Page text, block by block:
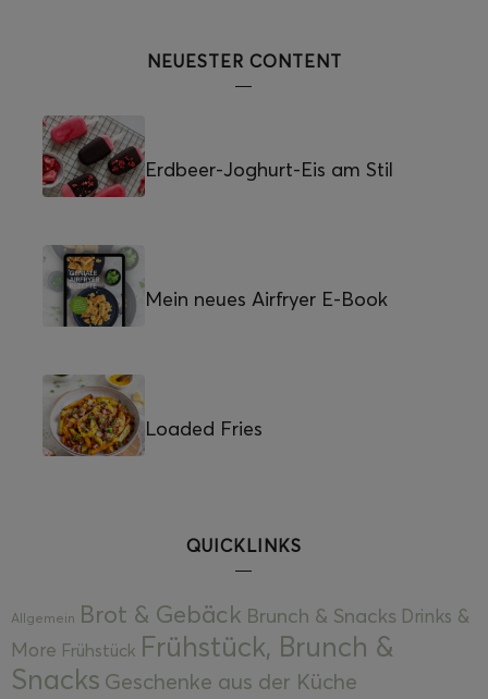
NEUESTER CONTENT
Erdbeer-Joghurt-Eis am Stil
Mein neues Airfryer E-Book
Loaded Fries
QUICKLINKS
Allgemein Brot & Gebäck Brunch & Snacks Drinks &
More Frühstück Frühstück, Brunch &
Snacks Geschenke aus der Küche